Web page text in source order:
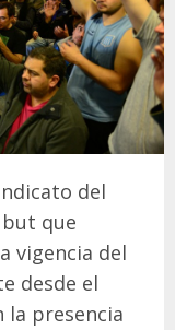
del
que
vigencia del
desde el
la presencia